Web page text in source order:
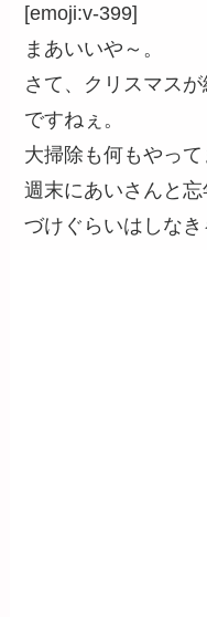
[emoji:v-399]
まあいいや～。
さて、クリスマス
ですねぇ。
大掃除も何もやっ
週末にあいさんと
づけぐらいはしなき